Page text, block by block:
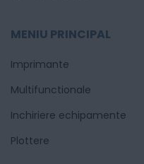
MENIU PRINCIPAL
Imprimante
Multifunctionale
Inchiriere echipamente
Plottere